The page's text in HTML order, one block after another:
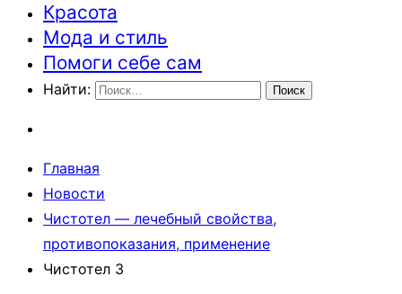
Красота
Мода и стиль
Помоги себе сам
Найти:
Главная
Новости
Чистотел — лечебный свойства,
противопоказания, применение
Чистотел 3